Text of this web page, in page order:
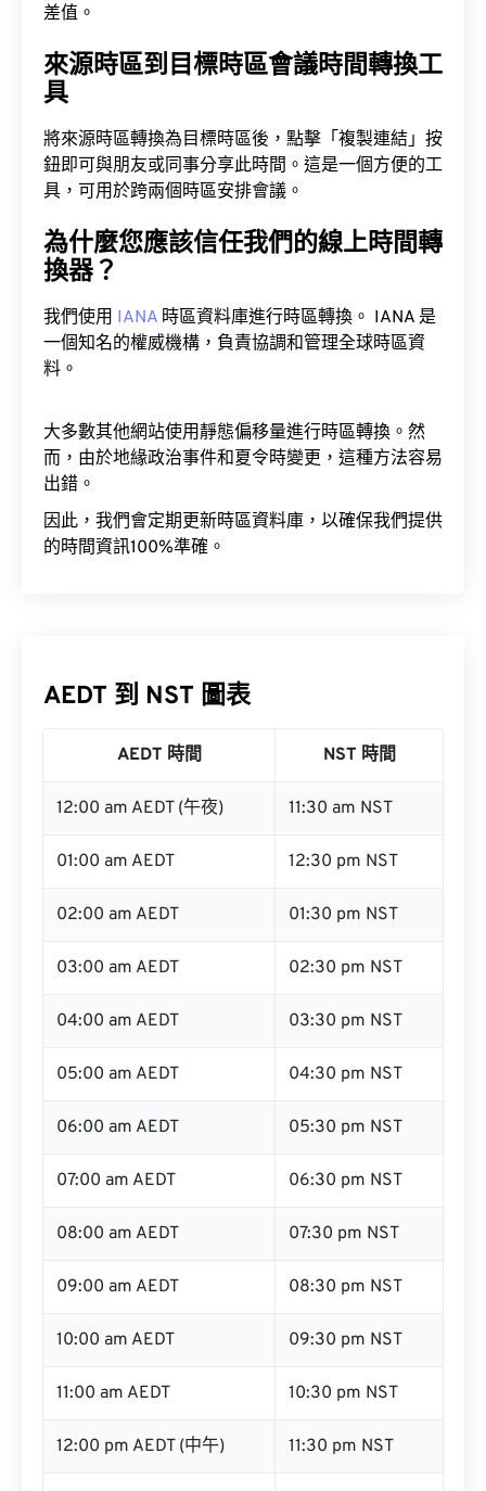
差值。
來源時區到目標時區會議時間轉換工
具
將來源時區轉換為目標時區後，點擊「複製連結」按
鈕即可與朋友或同事分享此時間。這是一個方便的工
具，可用於跨兩個時區安排會議。
為什麼您應該信任我們的線上時間轉
換器？
我們使用 IANA 時區資料庫進行時區轉換。 IANA 是
一個知名的權威機構，負責協調和管理全球時區資
料。
大多數其他網站使用靜態偏移量進行時區轉換。然
而，由於地緣政治事件和夏令時變更，這種方法容易
出錯。
因此，我們會定期更新時區資料庫，以確保我們提供
的時間資訊100%準確。
AEDT 到 NST 圖表
AEDT 時間 NST 時間
12:00 am AEDT (午夜) 11:30 am NST
01:00 am AEDT 12:30 pm NST
02:00 am AEDT 01:30 pm NST
03:00 am AEDT 02:30 pm NST
04:00 am AEDT 03:30 pm NST
05:00 am AEDT 04:30 pm NST
06:00 am AEDT 05:30 pm NST
07:00 am AEDT 06:30 pm NST
08:00 am AEDT 07:30 pm NST
09:00 am AEDT 08:30 pm NST
10:00 am AEDT 09:30 pm NST
11:00 am AEDT 10:30 pm NST
12:00 pm AEDT (中午) 11:30 pm NST